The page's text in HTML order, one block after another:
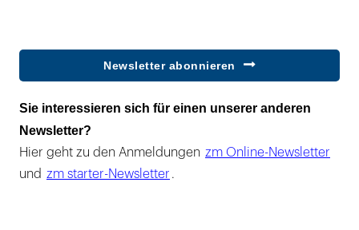
Newsletter abonnieren
Sie interessieren sich für einen unserer anderen
Newsletter?
Hier geht zu den Anmeldungen zm Online-Newsletter
und zm starter-Newsletter .